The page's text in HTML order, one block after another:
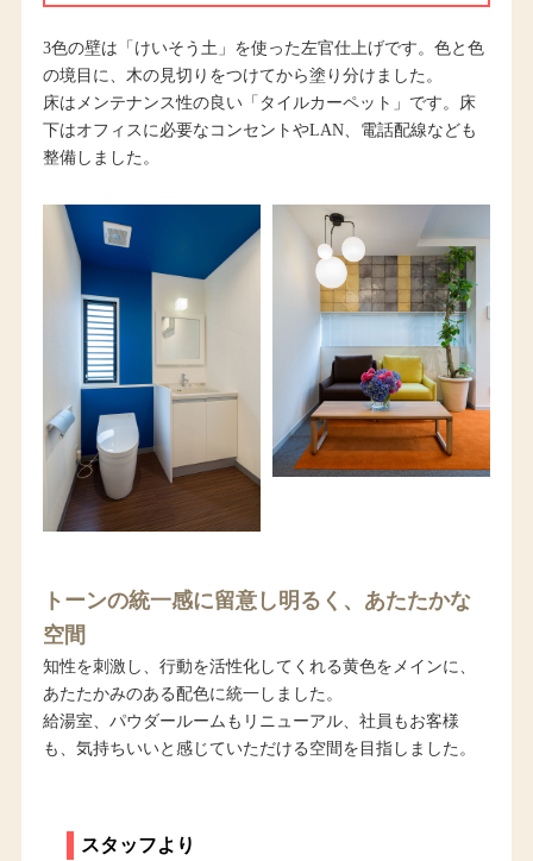
3色の壁は「けいそう土」を使った左官仕上げです。色と色
の境目に、木の見切りをつけてから塗り分けました。
床はメンテナンス性の良い「タイルカーペット」です。床
下はオフィスに必要なコンセントやLAN、電話配線なども
整備しました。
トーンの統一感に留意し明るく、あたたかな
空間
知性を刺激し、行動を活性化してくれる黄色をメインに、
あたたかみのある配色に統一しました。
給湯室、パウダールームもリニューアル、社員もお客様
も、気持ちいいと感じていただける空間を目指しました。
スタッフより